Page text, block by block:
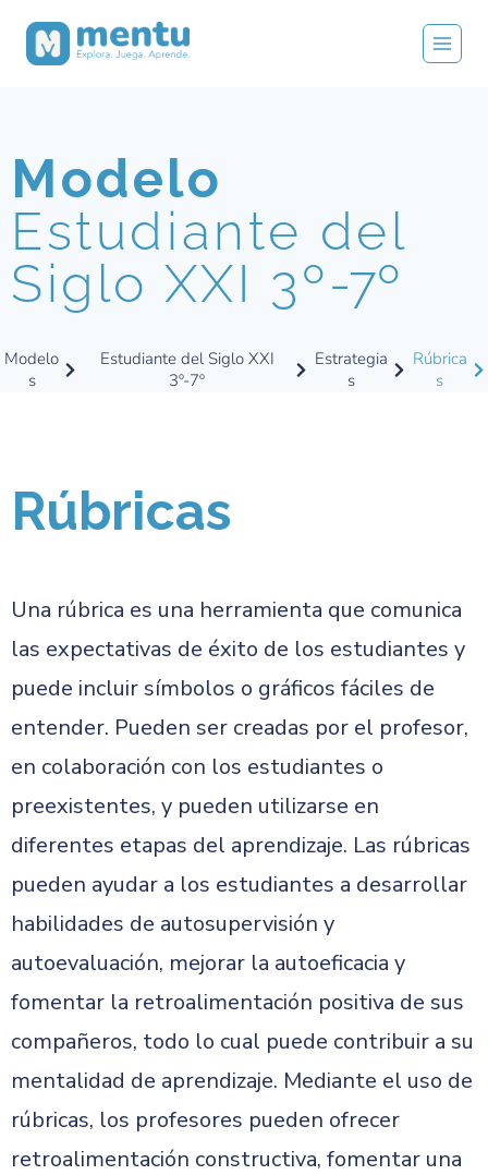
Modelo
Estudiante del
Siglo XXI 3º-7º
Modelo
s
Estudiante del Siglo XXI
3º-7º
Estrategia
s
Rúbrica
s
Rúbricas
Una rúbrica es una herramienta que comunica
las expectativas de éxito de los estudiantes y
puede incluir símbolos o gráficos fáciles de
entender. Pueden ser creadas por el profesor,
en colaboración con los estudiantes o
preexistentes, y pueden utilizarse en
diferentes etapas del aprendizaje. Las rúbricas
pueden ayudar a los estudiantes a desarrollar
habilidades de autosupervisión y
autoevaluación, mejorar la autoeficacia y
fomentar la retroalimentación positiva de sus
compañeros, todo lo cual puede contribuir a su
mentalidad de aprendizaje. Mediante el uso de
rúbricas, los profesores pueden ofrecer
retroalimentación constructiva, fomentar una